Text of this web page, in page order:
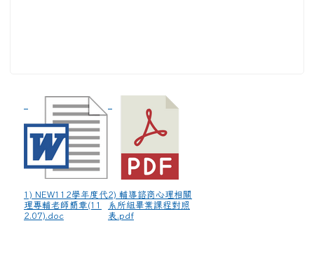
1) NEW112學年度代
理專輔老師簡章(11
2.07).doc
2) 輔導諮商心理相關
系所組畢業課程對照
表.pdf